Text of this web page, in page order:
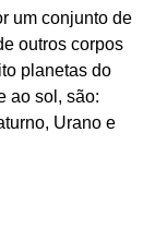
um conjunto de
outros corpos
planetas do
ao sol, são:
Urano e